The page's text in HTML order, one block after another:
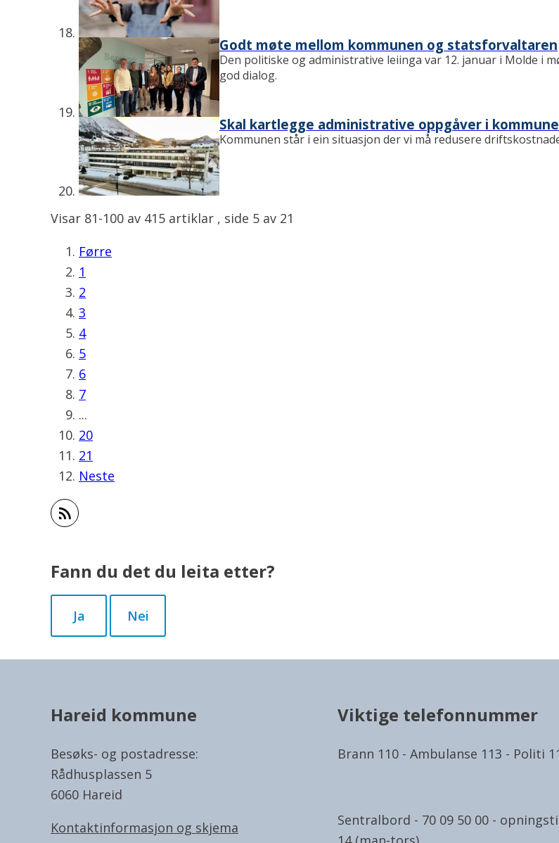
Godt møte mellom kommunen og statsforvaltaren
Den politiske og administrative leiinga var 12. januar i Molde i
god dialog.
Skal kartlegge administrative oppgåver i
Kommunen står i ein situasjon der vi må redusere
Visar 81-100 av 415 artiklar , side 5 av 21
Førre
1
2
3
4
5
6
7
...
20
21
Neste
Fann du det du leita etter?
Ja Nei
Hareid kommune
Besøks- og postadresse:
Rådhusplassen 5
6060 Hareid
Kontaktinformasjon og skjema
Viktige telefonnummer
Brann 110 - Ambulanse 113 - Politi
Sentralbord - 70 09 50 00 -